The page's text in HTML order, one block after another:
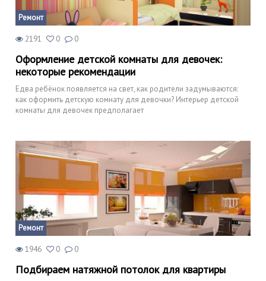
Ремонт
2191 0 0
Оформление детской комнаты для девочек:
некоторые рекомендации
Едва ребёнок появляется на свет, как родители задумываются:
как оформить детскую комнату для девочки? Интерьер детской
комнаты для девочек предполагает
Ремонт
1946 0 0
Подбираем натяжной потолок для квартиры